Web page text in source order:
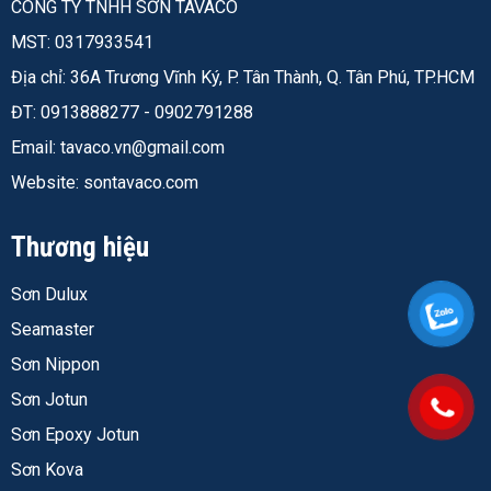
yêu cầu cung cấp từ các cơ quan pháp luật có
thẩm quyền.
Hệ thống website sử dụng các biện pháp an ninh
mạng chuyên nghiệp để bảo vệ dữ liệu, chống lại
tin trái phép.
CÔNG TY TNHH SƠN TAVACO
MST: 0317933541
Địa chỉ: 36A Trương Vĩnh Ký, P. Tân Thành, Q. Tân Phú, TP.HCM
ĐT: 0913888277 - 0902791288
Email: tavaco.vn@gmail.com
Website: sontavaco.com
Thương hiệu
Sơn Dulux
Seamaster
Sơn Nippon
Sơn Jotun
Sơn Epoxy Jotun
Sơn Kova